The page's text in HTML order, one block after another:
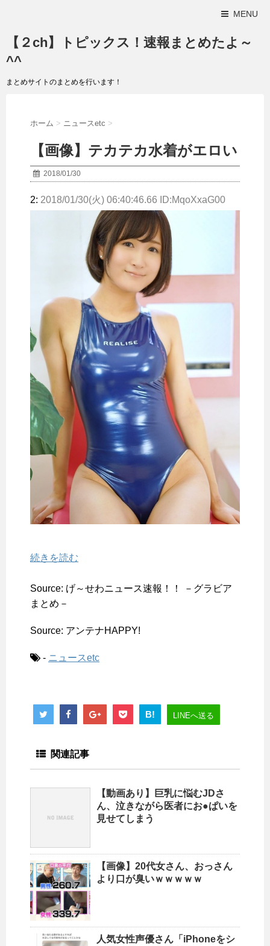
MENU
【２ch】トピックス！速報まとめたよ～
^^
まとめサイトのまとめを行います！
ホーム > ニュースetc >
【画像】テカテカ水着がエロい
2018/01/30
2: 2018/01/30(火) 06:40:46.66 ID:MqoXxaG00
続きを読む
Source: げ～せわニュース速報！！ －グラビア
まとめ－
Source: アンテナHAPPY!
- ニュースetc
B! LINEへ送る
関連記事
【動画あり】巨乳に悩むJDさ
ん、泣きながら医者にお●ぱいを
見せてしまう
【画像】20代女さん、おっさん
より口が臭いｗｗｗｗｗ
人気女性声優さん「iPhoneをシ